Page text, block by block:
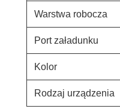
Warstwa robocza
Port załadunku
Kolor
Rodzaj urządzenia